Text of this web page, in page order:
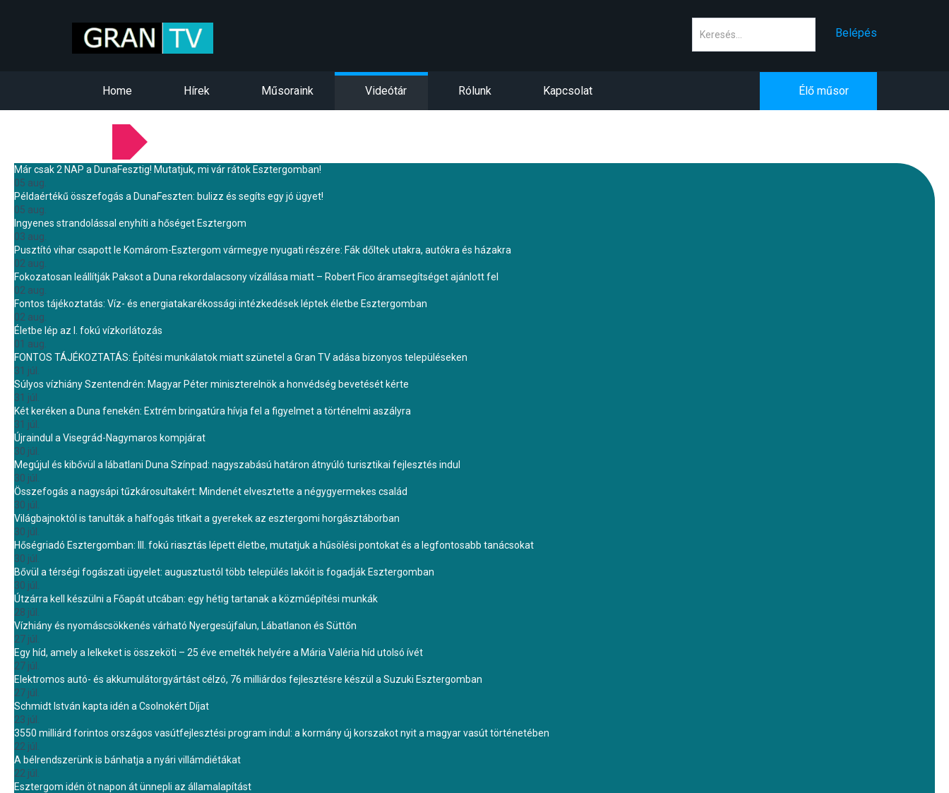
Belépés
Home Hírek Műsoraink Videótár Rólunk Kapcsolat Élő műsor
Már csak 2 NAP a DunaFesztig! Mutatjuk, mi vár rátok Esztergomban!
05 aug.
Példaértékű összefogás a DunaFeszten: bulizz és segíts egy jó ügyet!
05 aug.
Ingyenes strandolással enyhíti a hőséget Esztergom
03 aug.
Pusztító vihar csapott le Komárom-Esztergom vármegye nyugati részére: Fák dőltek utakra, autókra és házakra
02 aug.
Fokozatosan leállítják Paksot a Duna rekordalacsony vízállása miatt – Robert Fico áramsegítséget ajánlott fel
02 aug.
Fontos tájékoztatás: Víz- és energiatakarékossági intézkedések léptek életbe Esztergomban
02 aug.
Életbe lép az I. fokú vízkorlátozás
01 aug.
FONTOS TÁJÉKOZTATÁS: Építési munkálatok miatt szünetel a Gran TV adása bizonyos településeken
31 júl.
Súlyos vízhiány Szentendrén: Magyar Péter miniszterelnök a honvédség bevetését kérte
31 júl.
Két keréken a Duna fenekén: Extrém bringatúra hívja fel a figyelmet a történelmi aszályra
31 júl.
Újraindul a Visegrád-Nagymaros kompjárat
30 júl.
Megújul és kibővül a lábatlani Duna Színpad: nagyszabású határon átnyúló turisztikai fejlesztés indul
30 júl.
Összefogás a nagysápi tűzkárosultakért: Mindenét elvesztette a négygyermekes család
30 júl.
Világbajnoktól is tanulták a halfogás titkait a gyerekek az esztergomi horgásztáborban
30 júl.
Hőségriadó Esztergomban: III. fokú riasztás lépett életbe, mutatjuk a hűsölési pontokat és a legfontosabb tanácsokat
30 júl.
Bővül a térségi fogászati ügyelet: augusztustól több település lakóit is fogadják Esztergomban
30 júl.
Útzárra kell készülni a Főapát utcában: egy hétig tartanak a közműépítési munkák
28 júl.
Vízhiány és nyomáscsökkenés várható Nyergesújfalun, Lábatlanon és Süttőn
27 júl.
Egy híd, amely a lelkeket is összeköti – 25 éve emelték helyére a Mária Valéria híd utolsó ívét
27 júl.
Elektromos autó- és akkumulátorgyártást célzó, 76 milliárdos fejlesztésre készül a Suzuki Esztergomban
27 júl.
Schmidt István kapta idén a Csolnokért Díjat
23 júl.
3550 milliárd forintos országos vasútfejlesztési program indul: a kormány új korszakot nyit a magyar vasút történetében
22 júl.
A bélrendszerünk is bánhatja a nyári villámdiétákat
22 júl.
Esztergom idén öt napon át ünnepli az államalapítást